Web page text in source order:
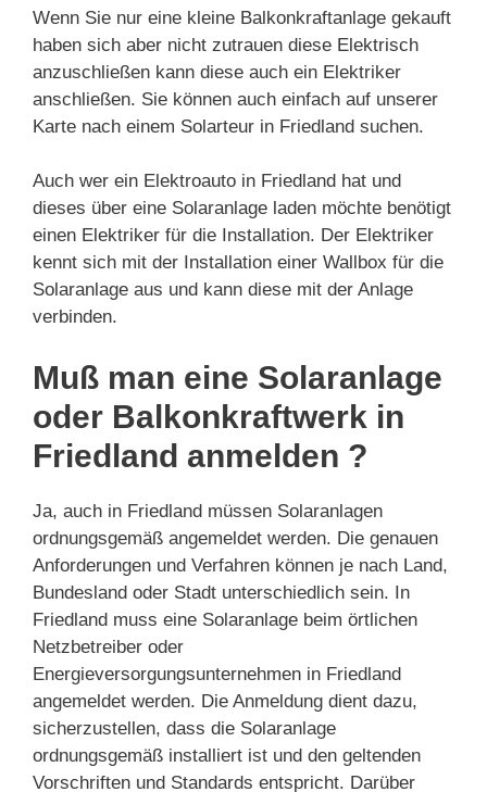
Wenn Sie nur eine kleine Balkonkraftanlage gekauft
haben sich aber nicht zutrauen diese Elektrisch
anzuschließen kann diese auch ein Elektriker
anschließen. Sie können auch einfach auf unserer
Karte nach einem Solarteur in Friedland suchen.
Auch wer ein Elektroauto in Friedland hat und
dieses über eine Solaranlage laden möchte benötigt
einen Elektriker für die Installation. Der Elektriker
kennt sich mit der Installation einer Wallbox für die
Solaranlage aus und kann diese mit der Anlage
verbinden.
Muß man eine Solaranlage
oder Balkonkraftwerk in
Friedland anmelden ?
Ja, auch in Friedland müssen Solaranlagen
ordnungsgemäß angemeldet werden. Die genauen
Anforderungen und Verfahren können je nach Land,
Bundesland oder Stadt unterschiedlich sein. In
Friedland muss eine Solaranlage beim örtlichen
Netzbetreiber oder
Energieversorgungsunternehmen in Friedland
angemeldet werden. Die Anmeldung dient dazu,
sicherzustellen, dass die Solaranlage
ordnungsgemäß installiert ist und den geltenden
Vorschriften und Standards entspricht. Darüber